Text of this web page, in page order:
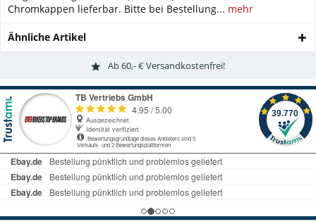
Chromkappen lieferbar. Bitte bei Bestellung... mehr
Ähnliche Artikel
Ab 60,- € Versandkostenfrei!